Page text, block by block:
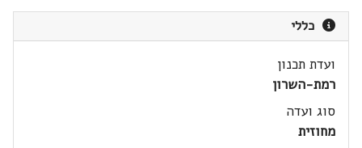
כללי
ועדת תכנון
רמת-השרון
סוג ועדה
מחוזית